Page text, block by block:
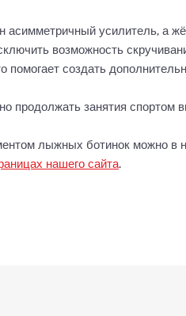
асимметричный усилитель, а
возможность
помогает создать
продолжать занятия спортом
лыжных ботинок можно в
нашего сайта.